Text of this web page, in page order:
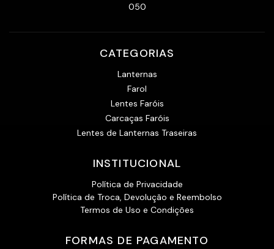
050
CATEGORIAS
Lanternas
Farol
Lentes Faróis
Carcaças Faróis
Lentes de Lanternas Traseiras
INSTITUCIONAL
Política de Privacidade
Política de Troca, Devolução e Reembolso
Termos de Uso e Condições
FORMAS DE PAGAMENTO